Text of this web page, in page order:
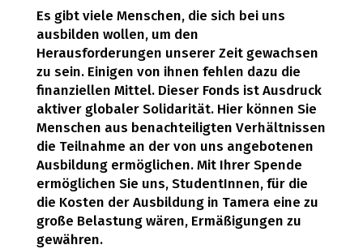
Es gibt viele Menschen, die sich bei uns
ausbilden wollen, um den
Herausforderungen unserer Zeit gewachsen
zu sein. Einigen von ihnen fehlen dazu die
finanziellen Mittel. Dieser Fonds ist Ausdruck
aktiver globaler Solidarität. Hier können Sie
Menschen aus benachteiligten Verhältnissen
die Teilnahme an der von uns angebotenen
Ausbildung ermöglichen. Mit Ihrer Spende
ermöglichen Sie uns, StudentInnen, für die
die Kosten der Ausbildung in Tamera eine zu
große Belastung wären, Ermäßigungen zu
gewähren.